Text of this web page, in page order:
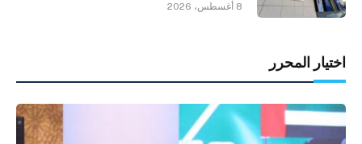
8 أغسطس، 2026
اختيار المحرر